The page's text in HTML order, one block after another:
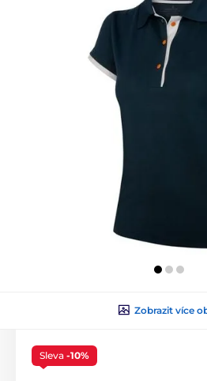
Zobrazit více
Sleva -10%